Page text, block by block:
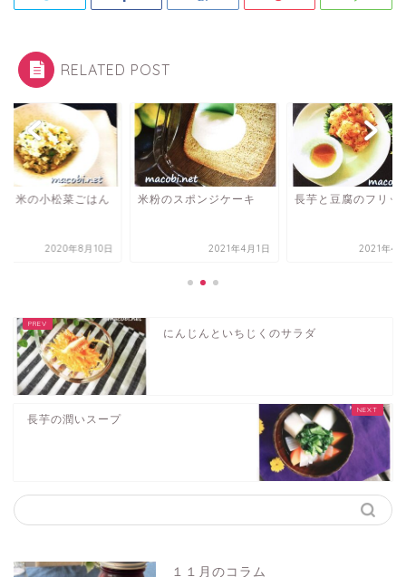
RELATED POST
き米の小松菜ごはん
2020年8月10日
米粉のスポンジケーキ
2021年4月1日
長芋と豆腐のフリッ
2021年4
にんじんといちじくのサラダ
長芋の潤いスープ
１１月のコラム